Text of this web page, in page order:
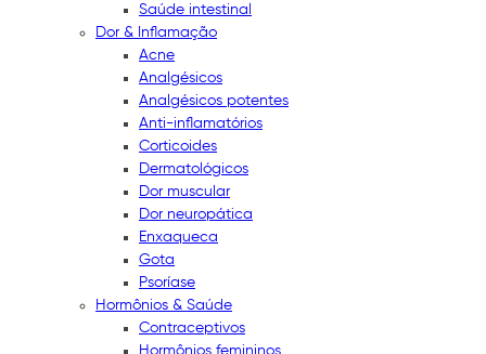
Saúde intestinal
Dor & Inflamação
Acne
Analgésicos
Analgésicos potentes
Anti-inflamatórios
Corticoides
Dermatológicos
Dor muscular
Dor neuropática
Enxaqueca
Gota
Psoríase
Hormônios & Saúde
Contraceptivos
Hormônios femininos